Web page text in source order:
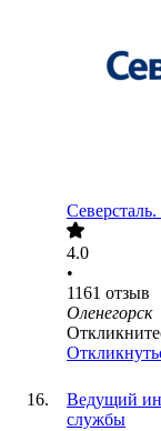
4.0
•
1161 отзыв
Оленегорск
Ведущий
службы